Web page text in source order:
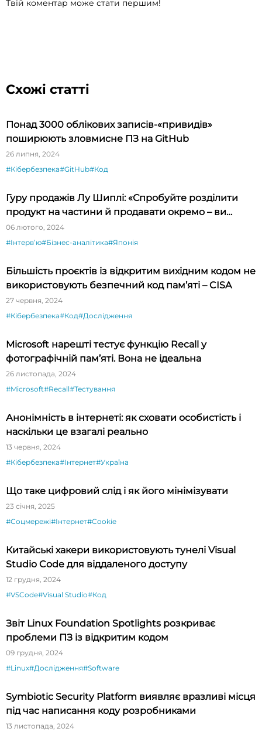
Твій коментар може стати першим!
Схожі статті
Понад 3000 облікових записів-«привидів»
поширюють зловмисне ПЗ на GitHub
26 липня, 2024
#Кібербезпека#GitHub#Код
Гуру продажів Лу Шиплі: «Спробуйте розділити
продукт на частини й продавати окремо – ви
будете вражені»
06 лютого, 2024
#Інтервʼю#Бізнес-аналітика#Японія
Більшість проєктів із відкритим вихідним кодом не
використовують безпечний код пам’яті – CISA
27 червня, 2024
#Кібербезпека#Код#Дослідження
Microsoft нарешті тестує функцію Recall у
фотографічній пам’яті. Вона не ідеальна
26 листопада, 2024
#Microsoft#Recall#Тестування
Анонімність в інтернеті: як сховати особистість і
наскільки це взагалі реально
13 червня, 2024
#Кібербезпека#Інтернет#Україна
Що таке цифровий слід і як його мінімізувати
23 січня, 2025
#Соцмережі#Інтернет#Cookie
Китайські хакери використовують тунелі Visual
Studio Code для віддаленого доступу
12 грудня, 2024
#VSCode#Visual Studio#Код
Звіт Linux Foundation Spotlights розкриває
проблеми ПЗ із відкритим кодом
09 грудня, 2024
#Linux#Дослідження#Software
Symbiotic Security Platform виявляє вразливі місця
під час написання коду розробниками
13 листопада, 2024